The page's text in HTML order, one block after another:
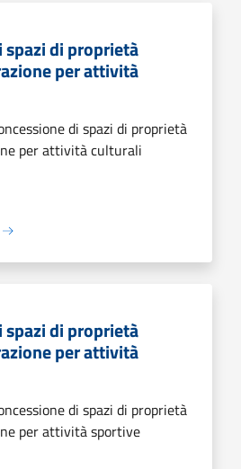
spazi di proprietà
per attività
di spazi di proprietà
per attività culturali
spazi di proprietà
per attività
di spazi di proprietà
per attività sportive